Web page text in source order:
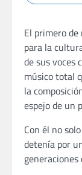
El primero
para la
de sus voces
músico total
la
espejo de un
Con él no
detenía por
generaciones